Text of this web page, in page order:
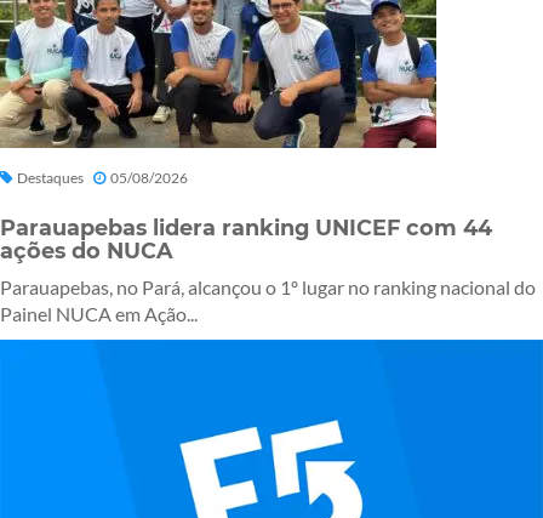
Destaques 05/08/2026
Parauapebas lidera ranking UNICEF com 44
ações do NUCA
Parauapebas, no Pará, alcançou o 1º lugar no ranking nacional do
Painel NUCA em Ação...